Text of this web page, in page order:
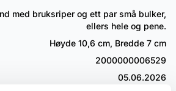
med bruksriper og ett par små bulker,
ellers hele og pene.
Høyde 10,6 cm, Bredde 7 cm
2000000006529
05.06.2026